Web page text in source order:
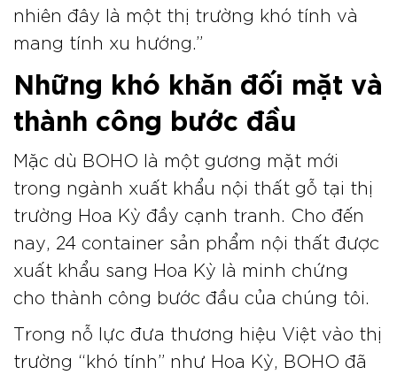
nhiên đây là một thị trường khó tính và
mang tính xu hướng.”
Những khó khăn đối mặt và
thành công bước đầu
Mặc dù BOHO là một gương mặt mới
trong ngành xuất khẩu nội thất gỗ tại thị
trường Hoa Kỳ đầy cạnh tranh. Cho đến
nay, 24 container sản phẩm nội thất được
xuất khẩu sang Hoa Kỳ là minh chứng
cho thành công bước đầu của chúng tôi.
Trong nỗ lực đưa thương hiệu Việt vào thị
trường “khó tính” như Hoa Kỳ, BOHO đã